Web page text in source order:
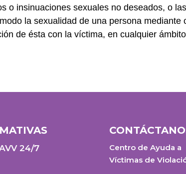
o insinuaciones sexuales no deseados, o
la sexualidad de una persona mediante
de ésta con la víctima, en cualquier
24/7
Centro de Ayuda a
Víctimas de